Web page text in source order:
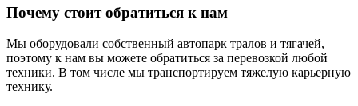
Почему стоит обратиться к нам
Мы оборудовали собственный автопарк тралов и тягачей,
поэтому к нам вы можете обратиться за перевозкой любой
техники. В том числе мы транспортируем тяжелую карьерную
технику.